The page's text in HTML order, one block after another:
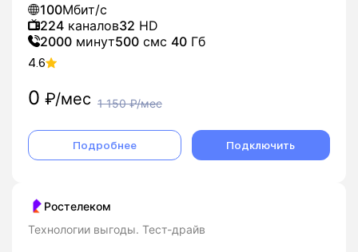
100Мбит/с
224 каналов32 HD
2000 минут500 смс 40 Гб
4.6
0 ₽/мес 1 150₽/мес
Подробнее Подключить
Ростелеком
Технологии выгоды. Тест-драйв